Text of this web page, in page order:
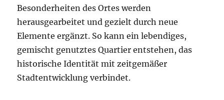
Besonderheiten des Ortes werden
herausgearbeitet und gezielt durch neue
Elemente ergänzt. So kann ein lebendiges,
gemischt genutztes Quartier entstehen, das
historische Identität mit zeitgemäßer
Stadtentwicklung verbindet.